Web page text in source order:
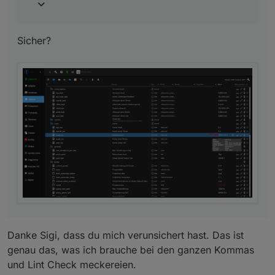
Sicher?
Danke Sigi, dass du mich verunsichert hast. Das ist
genau das, was ich brauche bei den ganzen Kommas
und Lint Check meckereien.